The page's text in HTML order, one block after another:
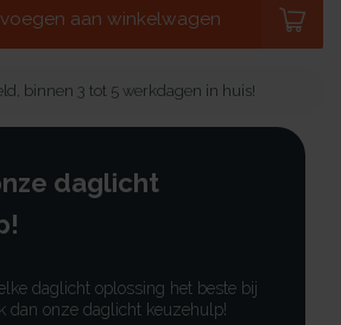
aan winkelwagen
binnen 3 tot 5 werkdagen in huis!
daglicht
daglicht oplossing het beste bij
dan onze daglicht keuzehulp!